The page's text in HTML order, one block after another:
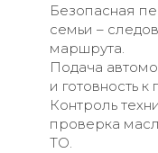
Безопасная
семьи –
маршрута.
Подача
и готовность к
Контроль
проверка
ТО.